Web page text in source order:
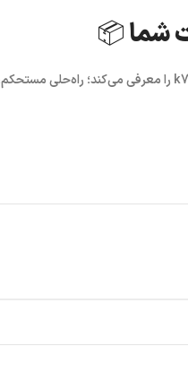
را معرفی می‌کند؛ راه‌حلی